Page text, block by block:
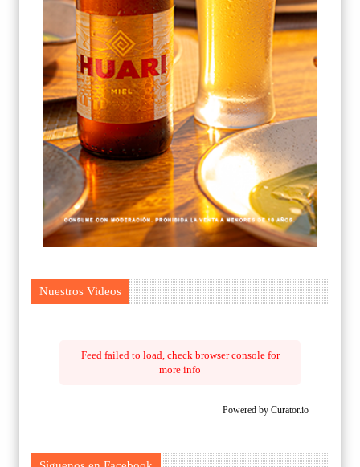
Nuestros Videos
Feed failed to load, check browser console for
more info
Powered by Curator.io